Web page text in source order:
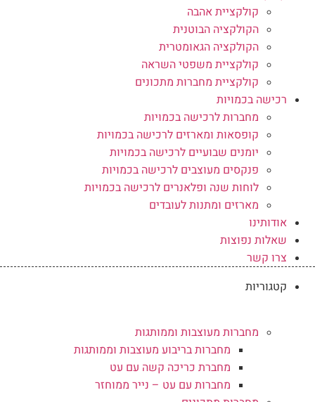
קולקציית אהבה
הקולקציה הבוטנית
הקולקציה הגאומטרית
קולקציית משפטי השראה
קולקציית מחברות מתכונים
רכישה בכמויות
מחברות לרכישה בכמויות
קופסאות ומארזים לרכישה בכמויות
יומנים שבועיים לרכישה בכמויות
פנקסים מעוצבים לרכישה בכמויות
לוחות שנה ופלאנרים לרכישה בכמויות
מארזים ומתנות לעובדים
אודותינו
שאלות נפוצות
צרו קשר
קטגוריות
מחברות מעוצבות וממותגות
מחברות בריבוע מעוצבות וממותגות
מחברת כריכה קשה עם עט
מחברות עם עט – נייר ממוחזר